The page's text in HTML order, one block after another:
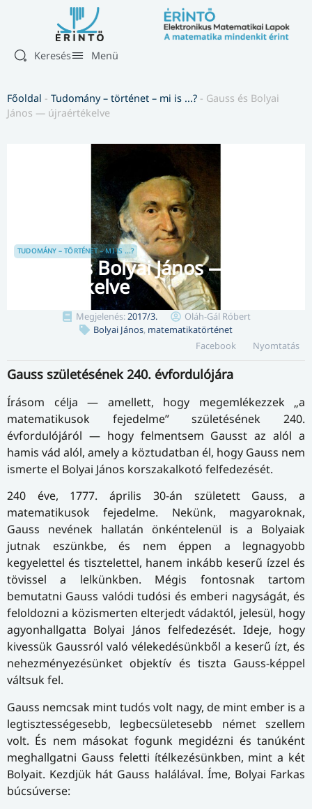
Keresés Menü
Főoldal - Tudomány – történet – mi is ...? - Gauss és Bolyai
János — újraértékelve
TUDOMÁNY – TÖRTÉNET – MI IS ...?
Gauss és Bolyai János —
újraértékelve
Megjelenés:2017/3.
Oláh-Gál Róbert
Bolyai János, matematikatörténet
Facebook
Nyomtatás
Gauss születésének 240. évfordulójára
Írásom célja — amellett, hogy megemlékezzek „a
matematikusok fejedelme” születésének 240.
évfordulójáról — hogy felmentsem Gausst az alól a
hamis vád alól, amely a köztudatban él, hogy Gauss nem
ismerte el Bolyai János korszakalkotó felfedezését.
240 éve, 1777. április 30-án született Gauss, a
matematikusok fejedelme. Nekünk, magyaroknak,
Gauss nevének hallatán önkéntelenül is a Bolyaiak
jutnak eszünkbe, és nem éppen a legnagyobb
kegyelettel és tisztelettel, hanem inkább keserű ízzel és
tövissel a lelkünkben. Mégis fontosnak tartom
bemutatni Gauss valódi tudósi és emberi nagyságát, és
feloldozni a közismerten elterjedt vádaktól, jelesül, hogy
agyonhallgatta Bolyai János felfedezését. Ideje, hogy
kivessük Gaussról való vélekedésünkből a keserű ízt, és
nehezményezésünket objektív és tiszta Gauss-képpel
váltsuk fel.
Gauss nemcsak mint tudós volt nagy, de mint ember is a
legtisztességesebb, legbecsületesebb német szellem
volt. És nem másokat fogunk megidézni és tanúként
meghallgatni Gauss feletti ítélkezésünkben, mint a két
Bolyait. Kezdjük hát Gauss halálával. Íme, Bolyai Farkas
búcsúverse: